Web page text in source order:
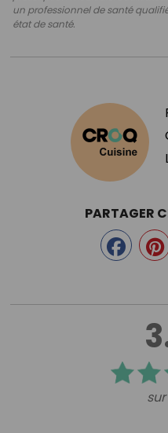
un professionnel de santé
état de santé.
PARTAGER